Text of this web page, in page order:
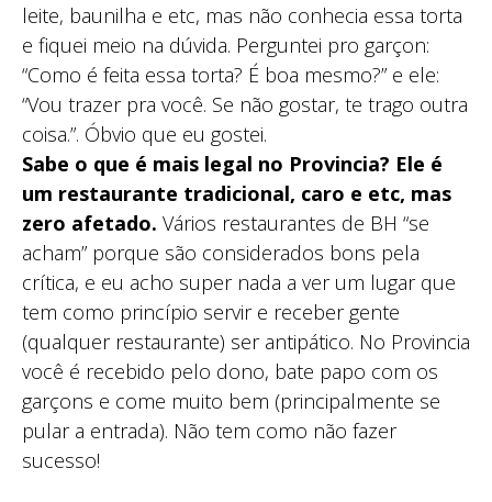
leite, baunilha e etc, mas não conhecia essa torta
e fiquei meio na dúvida. Perguntei pro garçon:
“Como é feita essa torta? É boa mesmo?” e ele:
“Vou trazer pra você. Se não gostar, te trago outra
coisa.”. Óbvio que eu gostei.
Sabe o que é mais legal no Provincia? Ele é
um restaurante tradicional, caro e etc, mas
zero afetado. Vários restaurantes de BH “se
acham” porque são considerados bons pela
crítica, e eu acho super nada a ver um lugar que
tem como princípio servir e receber gente
(qualquer restaurante) ser antipático. No Provincia
você é recebido pelo dono, bate papo com os
garçons e come muito bem (principalmente se
pular a entrada). Não tem como não fazer
sucesso!